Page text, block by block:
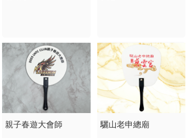
親子春遊大會師 驪山老申總廟